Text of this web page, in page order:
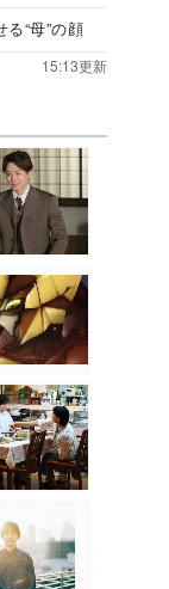
“母”の顔
15:13更新